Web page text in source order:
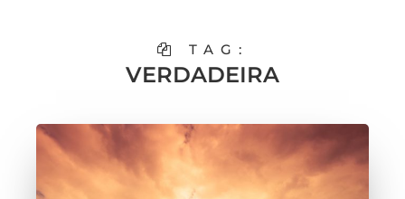
TAG:
VERDADEIRA